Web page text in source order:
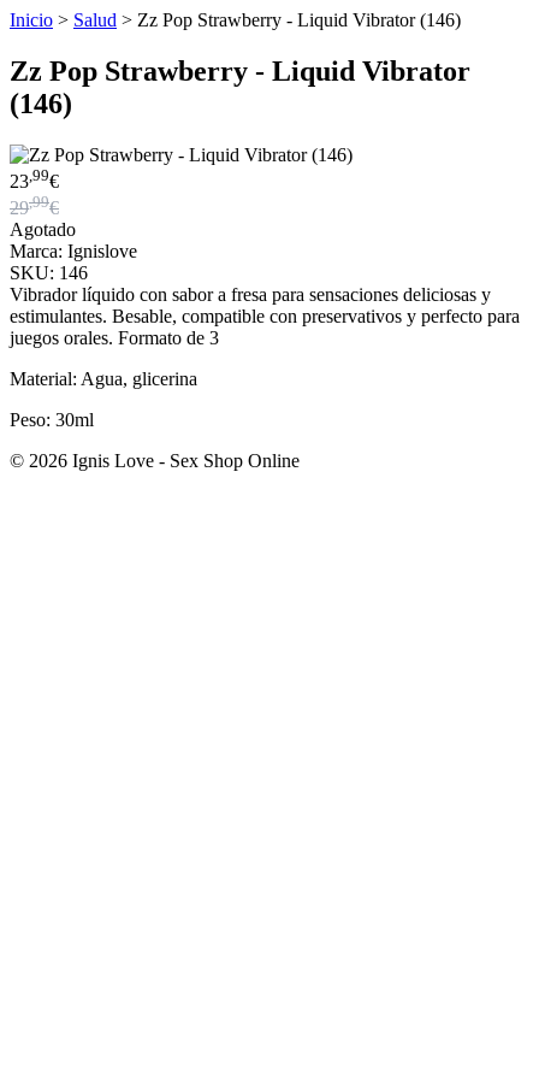
Inicio > Salud > Zz Pop Strawberry - Liquid Vibrator (146)
Zz Pop Strawberry - Liquid Vibrator
(146)
23 ,99€
29,99€
Agotado
Marca: Ignislove
SKU: 146
Vibrador líquido con sabor a fresa para sensaciones deliciosas y
estimulantes. Besable, compatible con preservativos y perfecto para
juegos orales. Formato de 3
Material: Agua, glicerina
Peso: 30ml
© 2026 Ignis Love - Sex Shop Online